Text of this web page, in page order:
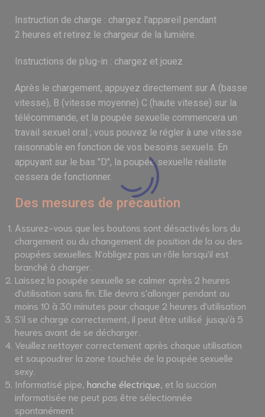
Instruction de charge : chargez l'appareil pendant
2 heures et retirez le chargeur de la lumière.
Instructions de plug-in : chargez et jouez
Après le chargement, appuyez directement sur A (basse
vitesse), B (vitesse moyenne) C (haute vitesse) sur la
télécommande, et la poupée sexuelle commencera un
travail sexuel oral ; vous pouvez le régler à une vitesse
raisonnable en fonction de vos besoins sexuels. En
appuyant sur le bas "D", la poupée sexuelle réaliste
cessera de fonctionner.
Des mesures de précaution
Assurez-vous que les boutons sont désactivés lors du
chargement ou du changement de position de la ou des
poupées sexuelles. N'obligez pas un rôle lorsqu'il est
branché à charger.
Laissez la poupée sexuelle se calmer après 2 heures
d'utilisation sans fin. Elle devra s'allonger pendant au
moins 10 à 30 minutes pour chaque 2 heures d'utilisation
S'il se charge correctement, il peut être utilisé jusqu'à 5
heures avant de se décharger.
Veuillez nettoyer correctement après chaque utilisation
et saupoudrer la zone touchée de la poupée sexuelle
sexy.
Informatisé pipe, hanche électrique, et la succion
informatisée ne peut pas être sélectionnée
spontanément